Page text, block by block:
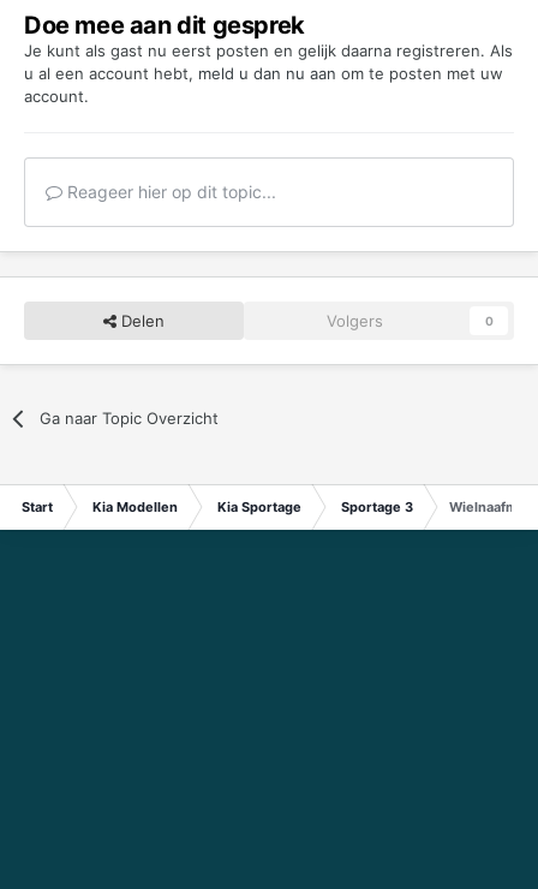
Doe mee aan dit gesprek
Je kunt als gast nu eerst posten en gelijk daarna registreren. Als
u al een account hebt, meld u dan nu aan om te posten met uw
account.
Reageer hier op dit topic...
Delen Volgers 0
Ga naar Topic Overzicht
Start Kia Modellen Kia Sportage Sportage 3